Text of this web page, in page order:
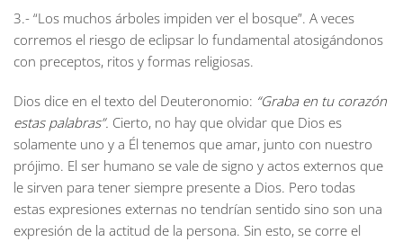
3.- “Los muchos árboles impiden ver el bosque”. A veces
corremos el riesgo de eclipsar lo fundamental atosigándonos
con preceptos, ritos y formas religiosas.
Dios dice en el texto del Deuteronomio: “Graba en tu corazón
estas palabras”. Cierto, no hay que olvidar que Dios es
solamente uno y a Él tenemos que amar, junto con nuestro
prójimo. El ser humano se vale de signo y actos externos que
le sirven para tener siempre presente a Dios. Pero todas
estas expresiones externas no tendrían sentido sino son una
expresión de la actitud de la persona. Sin esto, se corre el